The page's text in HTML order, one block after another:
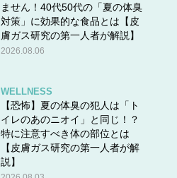
ません！40代50代の「夏の体臭
対策」に効果的な食品とは【皮
膚ガス研究の第一人者が解説】
2026.08.06
WELLNESS
【恐怖】夏の体臭の犯人は「ト
イレのあのニオイ」と同じ！？
特に注意すべき体の部位とは
【皮膚ガス研究の第一人者が解
説】